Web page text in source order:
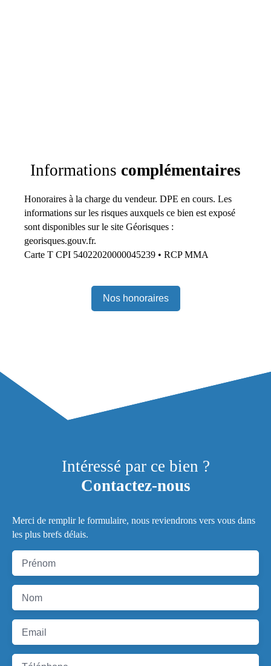
Informations complémentaires
Honoraires à la charge du vendeur. DPE en cours. Les
informations sur les risques auxquels ce bien est exposé
sont disponibles sur le site Géorisques :
georisques.gouv.fr.
Carte T CPI 54022020000045239 • RCP MMA
Nos honoraires
Intéressé par ce bien ?
Contactez-nous
Merci de remplir le formulaire, nous reviendrons vers vous dans
les plus brefs délais.
Prénom
Nom
Email